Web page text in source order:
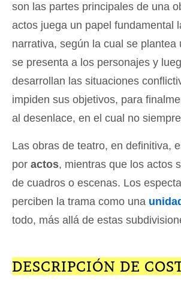
son las partes principales de una
actos juega un papel fundamental
narrativa, según la cual se plantea
se presenta a los personajes y
desarrollan las situaciones
impiden sus objetivos, para
al desenlace, en el cual no
Las obras de teatro, en definitiva,
por actos, mientras que los actos
de cuadros o escenas. Los
perciben la trama como una
todo, más allá de estas
DESCRIPCIÓN DE